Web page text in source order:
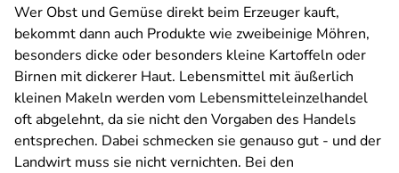
Wer Obst und Gemüse direkt beim Erzeuger kauft,
bekommt dann auch Produkte wie zweibeinige Möhren,
besonders dicke oder besonders kleine Kartoffeln oder
Birnen mit dickerer Haut. Lebensmittel mit äußerlich
kleinen Makeln werden vom Lebensmitteleinzelhandel
oft abgelehnt, da sie nicht den Vorgaben des Handels
entsprechen. Dabei schmecken sie genauso gut - und der
Landwirt muss sie nicht vernichten. Bei den